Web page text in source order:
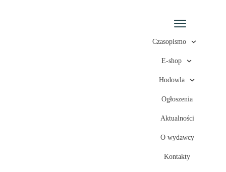
Czasopismo
E-shop
Hodowla
Ogłoszenia
Aktualności
O wydawcy
Kontakty